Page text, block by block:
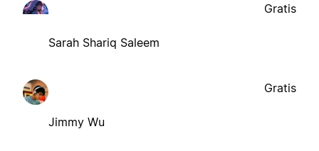
Sarah Shariq Saleem
Gratis
Jimmy Wu
Gratis